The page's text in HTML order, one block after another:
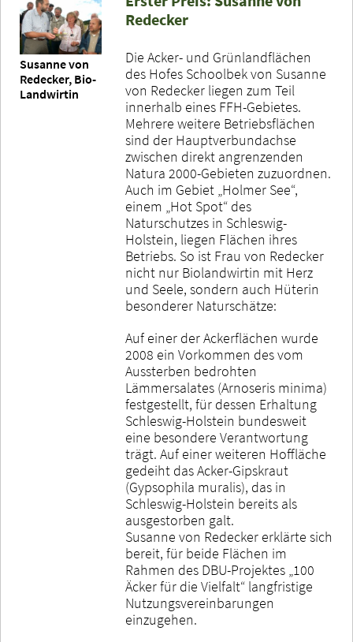
Susanne von
Redecker, Bio-
Landwirtin
Redecker
Die Acker- und Grünlandflächen
des Hofes Schoolbek von Susanne
von Redecker liegen zum Teil
innerhalb eines FFH-Gebietes.
Mehrere weitere Betriebsflächen
sind der Hauptverbundachse
zwischen direkt angrenzenden
Natura 2000-Gebieten zuzuordnen.
Auch im Gebiet „Holmer See“,
einem „Hot Spot“ des
Naturschutzes in Schleswig-
Holstein, liegen Flächen ihres
Betriebs. So ist Frau von Redecker
nicht nur Biolandwirtin mit Herz
und Seele, sondern auch Hüterin
besonderer Naturschätze:
Auf einer der Ackerflächen wurde
2008 ein Vorkommen des vom
Aussterben bedrohten
Lämmersalates (Arnoseris minima)
festgestellt, für dessen Erhaltung
Schleswig-Holstein bundesweit
eine besondere Verantwortung
trägt. Auf einer weiteren Hoffläche
gedeiht das Acker-Gipskraut
(Gypsophila muralis), das in
Schleswig-Holstein bereits als
ausgestorben galt.
Susanne von Redecker erklärte sich
bereit, für beide Flächen im
Rahmen des DBU-Projektes „100
Äcker für die Vielfalt“ langfristige
Nutzungsvereinbarungen
einzugehen.